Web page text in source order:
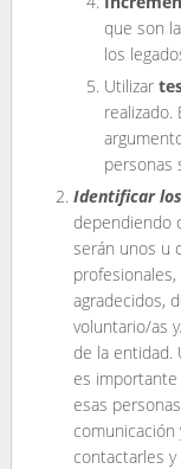
que son
los
Utilizar
personas
Identificar
dependiendo
serán unos u
agradecidos,
voluntario/as
de la entidad.
es
esas
contactarles